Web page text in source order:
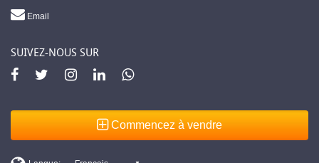
Email
SUIVEZ-NOUS SUR
Commencez à vendre